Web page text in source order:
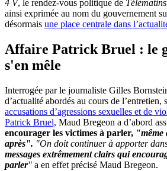
4 V, le rendez-vous politique de Télématin
ainsi exprimée au nom du gouvernement
désormais une place centrale dans
Affaire Patrick Bruel : le
s'en mêle
Interrogée par le journaliste Gilles
d’actualité abordés au cours de l’entretien,
accusations d’agressions sexuelles et de
Patrick Bruel, Maud Bregeon a d’abord
encourager les victimes à parler, "même
après". "On doit continuer à apporter
messages extrêmement clairs qui
parler" a en effet précisé Maud Bregeon.